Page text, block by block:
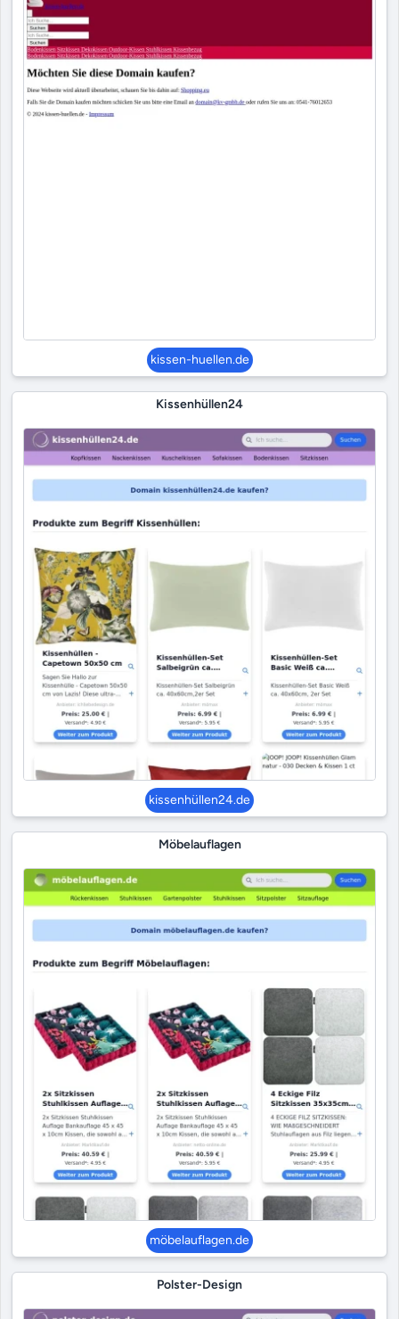
kissen-huellen.de
Kissenhüllen24
kissenhüllen24.de
Möbelauflagen
möbelauflagen.de
Polster-Design